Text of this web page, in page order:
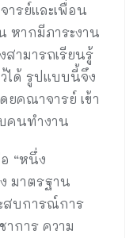
รย์และเพื่อน
หากมีภาระงาน
สามารถเรียนรู้
ได้ รูปแบบนี้จึง
คณาจารย์ เข้า
คนทำงาน
“หนึ่ง
มาตรฐาน
สบการณ์การ
าการ ความ